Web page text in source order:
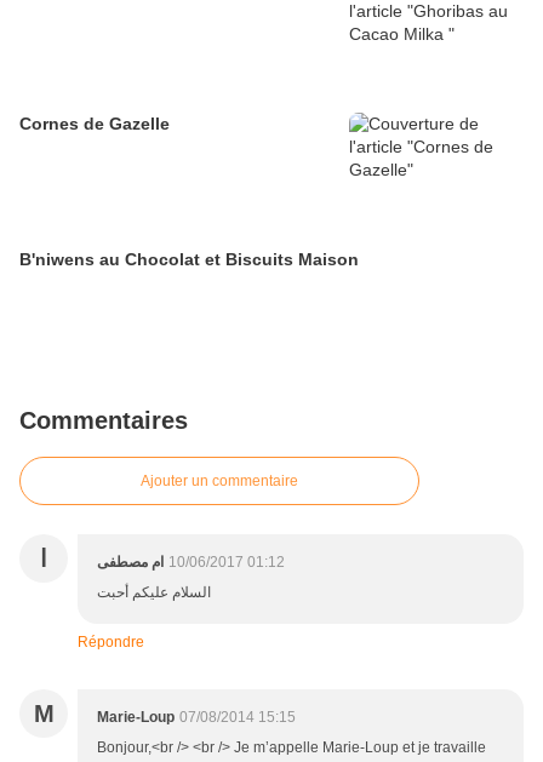
Cornes de Gazelle
B'niwens au Chocolat et Biscuits Maison
Commentaires
Ajouter un commentaire
ام مصطفى 10/06/2017 01:12
السلام عليكم أحبت
Répondre
M Marie-Loup 07/08/2014 15:15
Bonjour,<br /> <br /> Je m’appelle Marie-Loup et je travaille